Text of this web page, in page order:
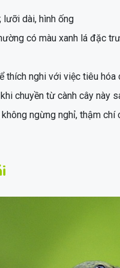
lưỡi dài, hình ống
có màu xanh lá đặc
nghi với việc tiêu
chuyền từ cành cây này
ngừng nghỉ, thậm